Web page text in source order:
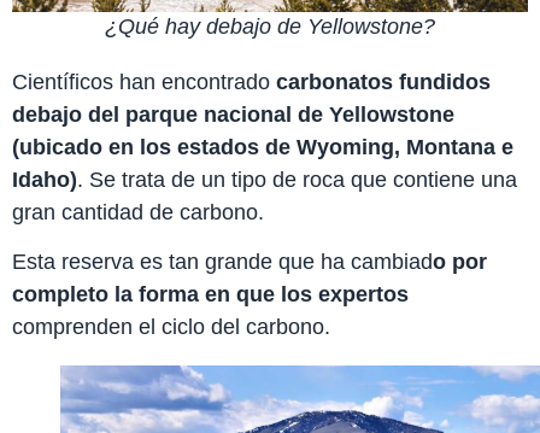
¿Qué hay debajo de Yellowstone?
Científicos han encontrado carbonatos fundidos
debajo del parque nacional de Yellowstone
(ubicado en los estados de Wyoming, Montana e
Idaho). Se trata de un tipo de roca que contiene una
gran cantidad de carbono.
Esta reserva es tan grande que ha cambiado por
completo la forma en que los expertos
comprenden el ciclo del carbono.